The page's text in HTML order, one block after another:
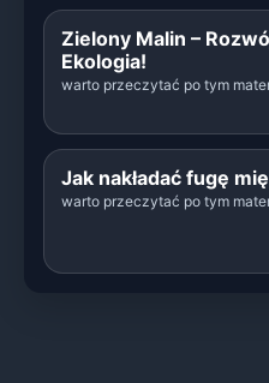
Zielony Malin –
Ekologia!
warto przeczytać po tym
Jak nakładać fugę
warto przeczytać po tym